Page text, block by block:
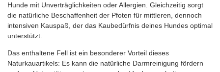
Hunde mit Unverträglichkeiten oder Allergien. Gleichzeitig sorgt
die natürliche Beschaffenheit der Pfoten für mittleren, dennoch
intensiven Kauspaß, der das Kaubedürfnis deines Hundes optimal
unterstützt.
Das enthaltene Fell ist ein besonderer Vorteil dieses
Naturkauartikels: Es kann die natürliche Darmreinigung fördern